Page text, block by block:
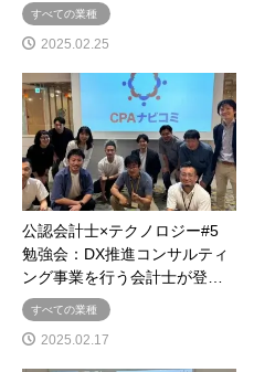
すべての業種
2025.02.25
公認会計士×テクノロジー#5
勉強会：DX推進コンサルティ
ング事業を行う会計士が登…
すべての業種
2025.02.17